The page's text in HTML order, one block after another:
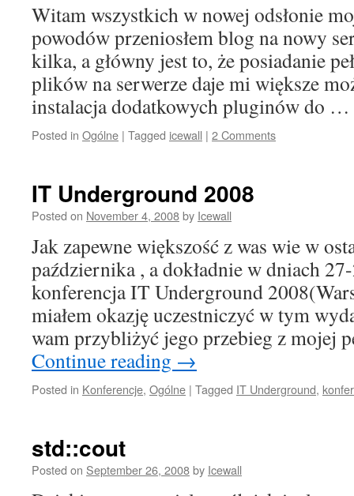
Witam wszystkich w nowej odsłonie
powodów przeniosłem blog na nowy
kilka, a główny jest to, że posiadanie
plików na serwerze daje mi większe
instalacja dodatkowych pluginów do …
Posted in Ogólne | Tagged icewall | 2 Comments
IT Underground 2008
Posted on November 4, 2008by Icewall
Jak zapewne większość z was wie w
października , a dokładnie w dniach
konferencja IT Underground
miałem okazję uczestniczyć w tym
wam przybliżyć jego przebieg z mojej
Continue reading →
Posted in Konferencje, Ogólne | Tagged IT Underground,
std::cout
Posted on September 26, 2008by Icewall